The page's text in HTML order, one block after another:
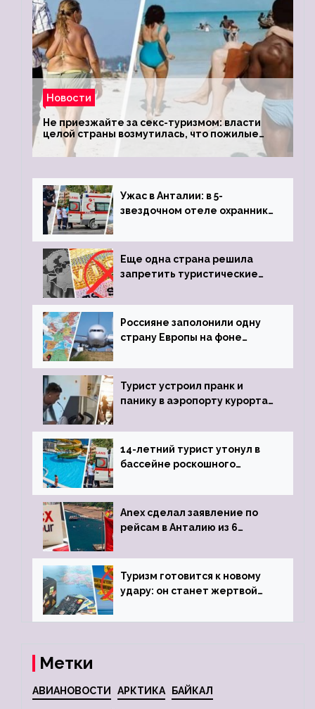
Новости
Не приезжайте за секс-туризмом: власти
целой страны возмутилась, что пожилые
туристки массово едут к ним, чтобы
обзавестись молодыми любовниками
Ужас в Анталии: в 5-
звездочном отеле охранник
пистолета
Еще одна страна решила
запретить туристические
Россияне заполонили одну
страну Европы на фоне
виз
Турист устроил пранк и
панику в аэропорту курорта,
задержке рейса
14-летний турист утонул в
бассейне роскошного
Anex сделал заявление по
рейсам в Анталию из 6
Туризм готовится к новому
удару: он станет жертвой
Метки
АВИАНОВОСТИ АРКТИКА БАЙКАЛ